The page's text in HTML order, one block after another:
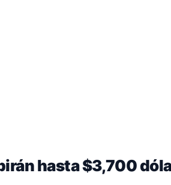
hasta $3,700